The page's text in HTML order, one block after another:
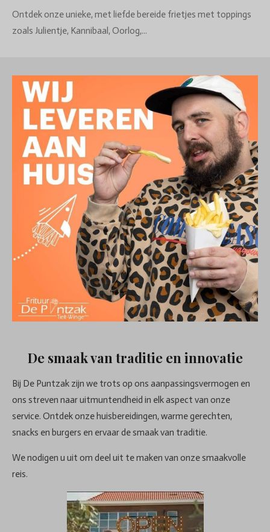
Ontdek onze unieke, met liefde bereide frietjes met toppings
zoals Julientje, Kannibaal, Oorlog,...
De smaak van traditie en innovatie
Bij De Puntzak zijn we trots op ons aanpassingsvermogen en
ons streven naar uitmuntendheid in elk aspect van onze
service. Ontdek onze huisbereidingen, warme gerechten,
snacks en burgers en ervaar de smaak van traditie.
We nodigen u uit om deel uit te maken van onze smaakvolle
reis.